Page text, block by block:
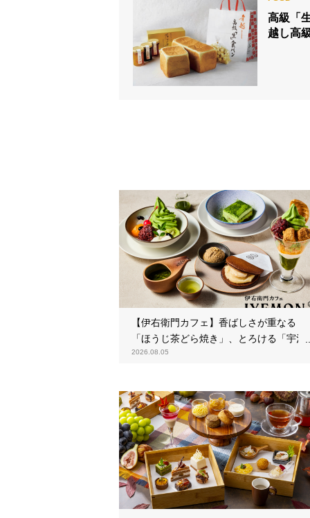
高級「
越し高
【伊右衛門カフェ】香ばしさが重なる
「ほうじ茶どら焼き」、とろける「宇治
抹茶ティラミス」が新登場
2026.08.05